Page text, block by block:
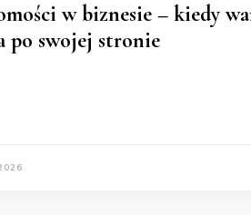
w biznesie – kiedy
po swojej stronie